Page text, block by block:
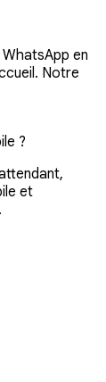
en
Notre
?
et